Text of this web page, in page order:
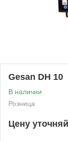
Gesan DH 10
В наличии
Розница
Цену